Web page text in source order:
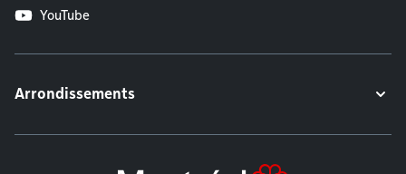
YouTube
Arrondissements